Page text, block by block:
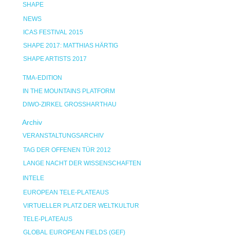
SHAPE
NEWS
ICAS FESTIVAL 2015
SHAPE 2017: MATTHIAS HÄRTIG
SHAPE ARTISTS 2017
TMA-EDITION
IN THE MOUNTAINS PLATFORM
DIWO-ZIRKEL GROSSHARTHAU
Archiv
VERANSTALTUNGSARCHIV
TAG DER OFFENEN TÜR 2012
LANGE NACHT DER WISSENSCHAFTEN
INTELE
EUROPEAN TELE-PLATEAUS
VIRTUELLER PLATZ DER WELTKULTUR
TELE-PLATEAUS
GLOBAL EUROPEAN FIELDS (GEF)